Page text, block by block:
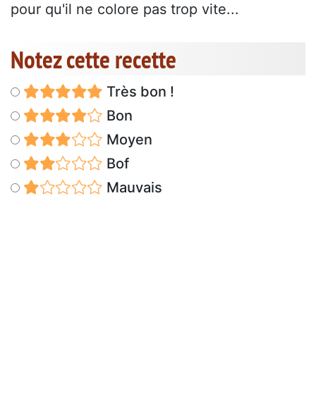
pour qu'il ne colore pas trop vite...
Notez cette recette
Très bon !
Bon
Moyen
Bof
Mauvais